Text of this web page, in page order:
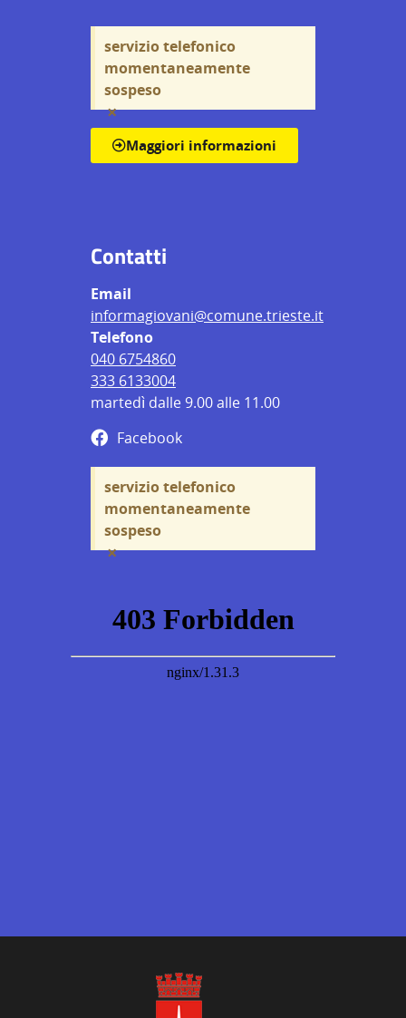
servizio telefonico
momentaneamente
sospeso
×
Maggiori informazioni
Contatti
Email
informagiovani@comune.trieste.it
Telefono
040 6754860
333 6133004
martedì dalle 9.00 alle 11.00
Facebook
servizio telefonico
momentaneamente
sospeso
×